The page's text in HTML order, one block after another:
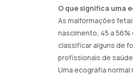
O que significa uma
As malformações
nascimento, 45 a
classificar alguns de
profissionais de
Uma ecografia